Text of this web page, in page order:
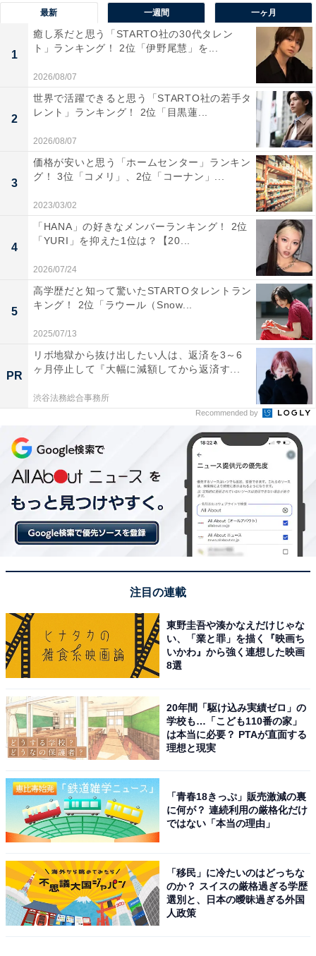
よって虹が見えることから名付けられました。落差約10
メートルとそれほど大きくはありませんが、清らかな水
が流れ落ちる様子は優美で、癒やしのスポットとして人
気です。秋には、周囲の山々の木々が色づき、滝の清涼
感と相まって美しい秋の風景を作り出します。滝のすぐ
そばにある「虹の滝茶屋」も名物です。
回答者からは「滝の名前が気になったので、どんな滝か
実際にみてみたいと感じたから」（30代女性／岡山
県）、「虹が見られるかどうか試してみたいです」（50
代女性／和歌山県）、「雄雌ふたつの滝が楽しめます。
上から眺める滝も風情があっておすすめです」（50代女
性／愛知県）といった声が集まりました。
※回答者からのコメントは原文ママです
この記事の執筆者： 坂上 恵
All About ニュースの編集者。オールアバウトに入社後、SNSトレン
ドにフォーカスした記事執筆やSEOライティングの経験を経て、の
ちにAll About ニュースチームのメンバーに加入。現在は旅行・カル
チャー・エンタメなどを中心に企画編集を担当。東京都出身。居酒
屋巡りとスポーツ観戦が生きがい。
5位までのランキング結果を見る
秋に行きたい「高知県の滝」ランキング！ 2位
「にこ淵」を抑えた1位は？【2025年調査】
最新 一週間 一ヶ月
1
癒し系だと思う「STARTO社の30代タレン
ト」ランキング！ 2位「伊野尾慧」を...
2026/08/07
2
世界で活躍できると思う「STARTO社の若手タ
レント」ランキング！ 2位「目黒蓮...
2026/08/07
3
価格が安いと思う「ホームセンター」ランキン
グ！ 3位「コメリ」、2位「コーナン」...
2023/03/02
4
「HANA」の好きなメンバーランキング！ 2位
「YURI」を抑えた1位は？【20...
2026/07/24
5
高学歴だと知って驚いたSTARTOタレントラン
キング！ 2位「ラウール（Snow...
2025/07/13
PR
リボ地獄から抜け出したい人は、返済を3～6
ヶ月停止して『大幅に減額してから返済す...
渋谷法務総合事務所
Recommended by
注目の連載
東野圭吾や湊かなえだけじゃな
い、「業と罪」を描く『映画ち
いかわ』から強く連想した映画
8選
20年間「駆け込み実績ゼロ」の
学校も…「こども110番の家」
は本当に必要？ PTAが直面する
理想と現実
「青春18きっぷ」販売激減の裏
に何が？ 連続利用の厳格化だけ
ではない「本当の理由」
「移民」に冷たいのはどっちな
のか？ スイスの厳格過ぎる学歴
選別と、日本の曖昧過ぎる外国
人政策